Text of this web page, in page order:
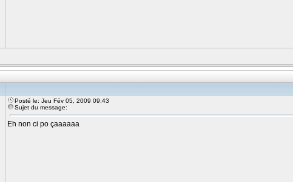
Posté le: Jeu Fév 05, 2009 09:43
Sujet du message:
Eh non ci po çaaaaaa